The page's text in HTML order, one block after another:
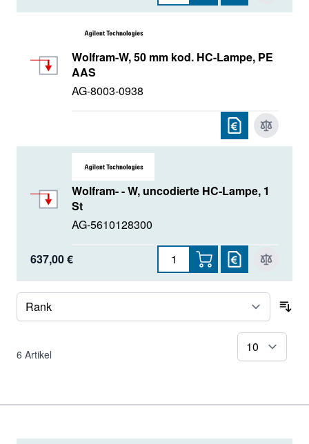
Wolfram-W, 50 mm kod. HC-Lampe, PE
AAS
AG-8003-0938
Wolfram- - W, uncodierte HC-Lampe, 1
St
AG-5610128300
637,00 €
6 Artikel